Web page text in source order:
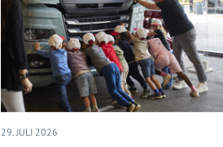
29. JULI 2026